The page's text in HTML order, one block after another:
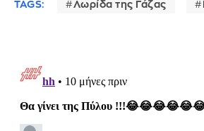
TAGS: Λωρίδα της Γάζας